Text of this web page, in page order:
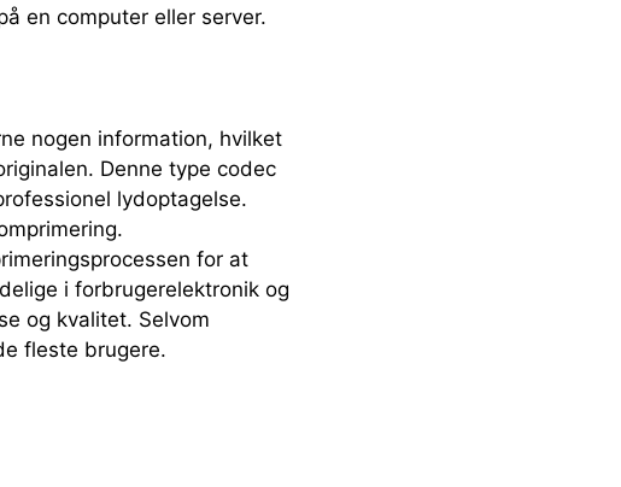
en computer eller server.
nogen information, hvilket
Denne type codec
lydoptagelse.
for at
i forbrugerelektronik og
og kvalitet. Selvom
fleste brugere.